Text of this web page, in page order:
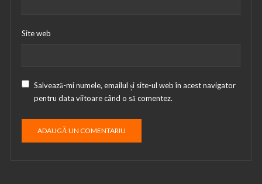
Site web
Salvează-mi numele, emailul și site-ul web în acest navigator
pentru data viitoare când o să comentez.